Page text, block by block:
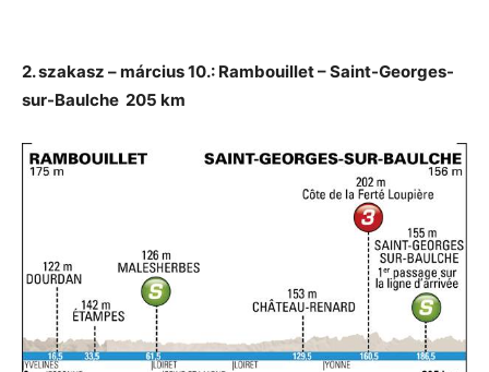
2. szakasz – március 10.: Rambouillet – Saint-Georges-
sur-Baulche 205 km